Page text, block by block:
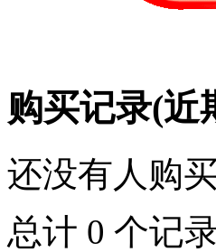
购买记录(近
还没有人购
总计 0 个记